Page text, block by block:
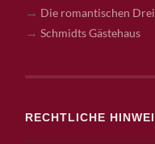
→ Die romantischen
→ Schmidts Gästehaus
RECHTLICHE